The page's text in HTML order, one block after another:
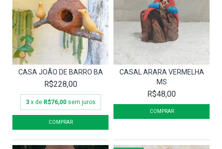
CASA JOÃO DE BARRO BA
R$228,00
3 x de R$76,00 sem juros
CASAL ARARA VERMELHA
MS
R$48,00